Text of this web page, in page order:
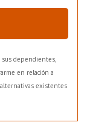
sus dependientes,
en relación a
alternativas existentes